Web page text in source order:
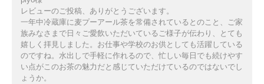
レビューのご投稿、ありがとうございます。
一年中冷蔵庫に麦プーアール茶を常備されているとのこと、ご家
族みなさまで日々ご愛飲いただいているご様子が伝わり、とても
嬉しく拝見しました。お仕事や学校のお供としても活躍している
のですね。水出しで手軽に作れるので、忙しい毎日でも続けやす
い点がこのお茶の魅力だと感じていただけているのではないでし
ょうか。